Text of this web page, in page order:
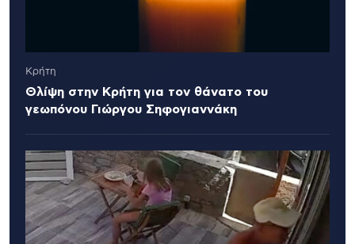
Κρήτη
Θλίψη στην Κρήτη για τον θάνατο του
γεωπόνου Γιώργου Σηφογιαννάκη